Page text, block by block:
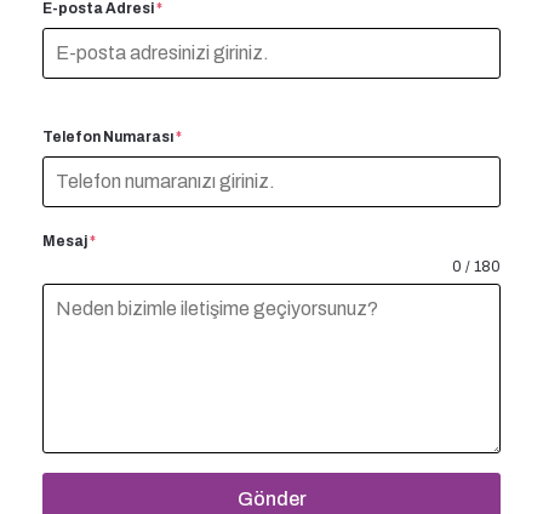
E-posta Adresi*
Telefon Numarası*
Mesaj*
0 / 180
Gönder